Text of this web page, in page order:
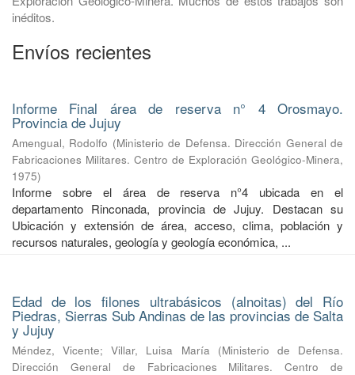
inéditos.
Envíos recientes
Informe Final área de reserva n° 4 Orosmayo.
Provincia de Jujuy
Amengual, Rodolfo (Ministerio de Defensa. Dirección General de
Fabricaciones Militares. Centro de Exploración Geológico-Minera,
1975)
Informe sobre el área de reserva n°4 ubicada en el
departamento Rinconada, provincia de Jujuy. Destacan su
Ubicación y extensión de área, acceso, clima, población y
recursos naturales, geología y geología económica, ...
Edad de los filones ultrabásicos (alnoitas) del Río
Piedras, Sierras Sub Andinas de las provincias de Salta
y Jujuy
Méndez, Vicente;Villar, Luisa María (Ministerio de Defensa.
Dirección General de Fabricaciones Militares. Centro de